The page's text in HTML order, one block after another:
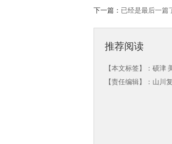
下一篇： 已经是最后一篇
推荐阅读
【本文标签】： 硕津
【责任编辑】： 山川